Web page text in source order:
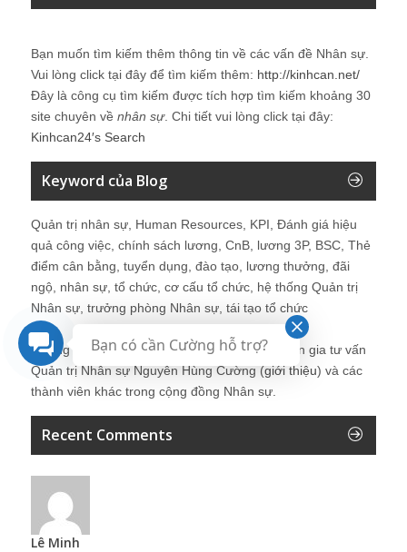
Bạn muốn tìm kiếm thêm thông tin về các vấn đề Nhân sự
Vui lòng click tại đây để tìm kiếm thêm: http://kinhcan.net/
Đây là công cụ tìm kiếm được tích hợp tìm kiếm khoảng 30
site chuyên về nhân sự. Chi tiết vui lòng click tại đây:
Kinhcan24′s Search
Keyword của Blog
Quản trị nhân sự, Human Resources, KPI, Đánh giá hiệu
quả công việc, chính sách lương, CnB, lương 3P, BSC, Thẻ
điểm cân bằng, tuyển dụng, đào tạo, lương thưởng, đãi
ngộ, nhân sự, tổ chức, cơ cấu tổ chức, hệ thống Quản trị
Nhân sự, trưởng phòng Nhân sự, tái tạo tổ chức
Những bài viết tại blog được chia sẻ bởi chuyên gia tư vấn
Quản trị Nhân sự Nguyễn Hùng Cường (giới thiệu) và các
thành viên khác trong cộng đồng Nhân sự.
Recent Comments
Lê Minh
Bạn có cần Cường hỗ trợ?